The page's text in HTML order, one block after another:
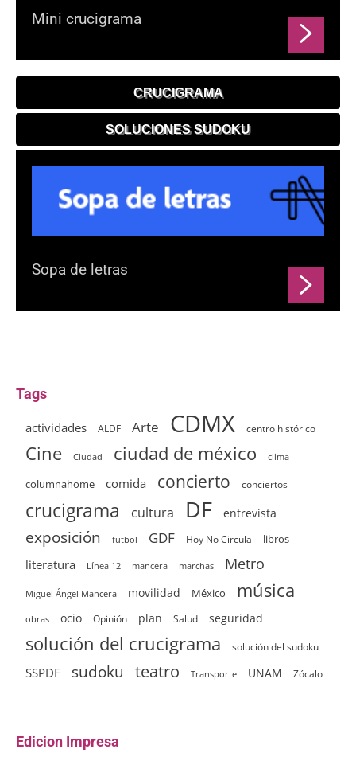
Mini crucigrama
CRUCIGRAMA
SOLUCIONES SUDOKU
Sopa de letras
Tags
actividades ALDF Arte CDMX centro histórico
Cine Ciudad ciudad de méxico clima
columnahome comida concierto conciertos
crucigrama cultura DF entrevista
exposición futbol GDF Hoy No Circula libros
literatura Línea 12 mancera marchas Metro
Miguel Ángel Mancera movilidad México música
obras ocio Opinión plan Salud seguridad
solución del crucigrama solución del sudoku
SSPDF sudoku teatro Transporte UNAM Zócalo
Edicion Impresa